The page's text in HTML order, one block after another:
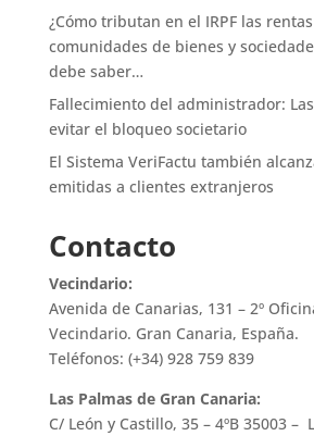
¿Cómo tributan en el IRPF las
comunidades de bienes y
debe saber…
Fallecimiento del administrador:
evitar el bloqueo societario
El Sistema VeriFactu también
emitidas a clientes extranjeros
Contacto
Vecindario:
Avenida de Canarias, 131 – 2º
Vecindario. Gran Canaria, España.
Teléfonos: (+34) 928 759 839
Las Palmas de Gran Canaria:
C/ León y Castillo, 35 – 4ºB 35003 –